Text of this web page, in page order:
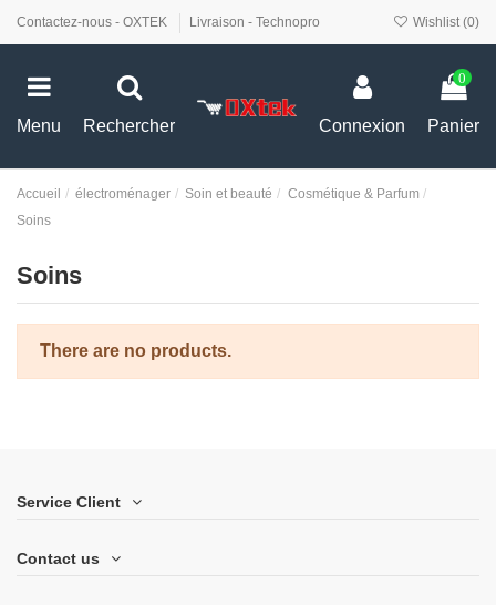
Contactez-nous - OXTEK Livraison - Technopro Wishlist (0)
Menu Rechercher Connexion
0
Panier
Accueil électroménager Soin et beauté
Cosmétique & Parfum
Soins
Soins
There are no products.
Service Client
Contact us